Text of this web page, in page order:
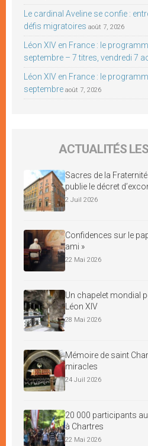
Le cardinal Aveline se confie :
défis migratoires août 7, 2026
Léon XIV en France : le
septembre – 7 titres, vendredi 7
Léon XIV en France : le
septembre août 7, 2026
ACTUALITÉS
Sacres de la
publie le décret
2 Juil 2026
Confidences sur le
ami »
22 Mai 2026
Un chapelet mondial
Léon XIV
28 Mai 2026
Mémoire de saint
miracles
24 Juil 2026
20 000 participants
à Chartres
22 Mai 2026